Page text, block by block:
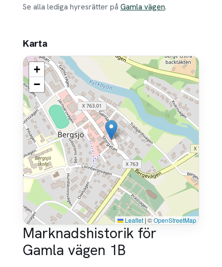
Se alla lediga hyresrätter på Gamla vägen.
Karta
+
−
Leaflet | ©OpenStreetMap
Marknadshistorik för
Gamla vägen 1B